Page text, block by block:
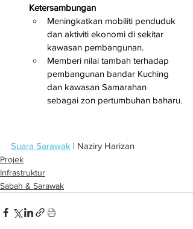
Ketersambungan
Meningkatkan mobiliti penduduk
dan aktiviti ekonomi di sekitar
kawasan pembangunan.
Memberi nilai tambah terhadap
pembangunan bandar Kuching
dan kawasan Samarahan
sebagai zon pertumbuhan baharu.
Suara Sarawak | Naziry Harizan
Projek
Infrastruktur
Sabah & Sarawak